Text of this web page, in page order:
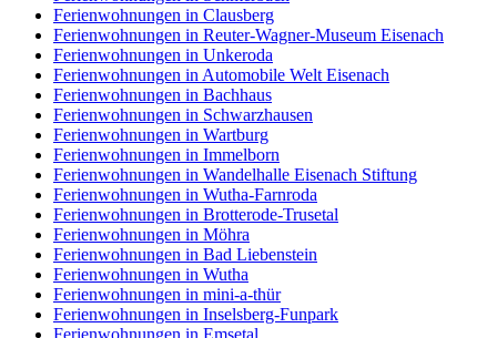
Ferienwohnungen in Clausberg
Ferienwohnungen in Reuter-Wagner-Museum Eisenach
Ferienwohnungen in Unkeroda
Ferienwohnungen in Automobile Welt Eisenach
Ferienwohnungen in Bachhaus
Ferienwohnungen in Schwarzhausen
Ferienwohnungen in Wartburg
Ferienwohnungen in Immelborn
Ferienwohnungen in Wandelhalle Eisenach Stiftung
Ferienwohnungen in Wutha-Farnroda
Ferienwohnungen in Brotterode-Trusetal
Ferienwohnungen in Möhra
Ferienwohnungen in Bad Liebenstein
Ferienwohnungen in Wutha
Ferienwohnungen in mini-a-thür
Ferienwohnungen in Inselsberg-Funpark